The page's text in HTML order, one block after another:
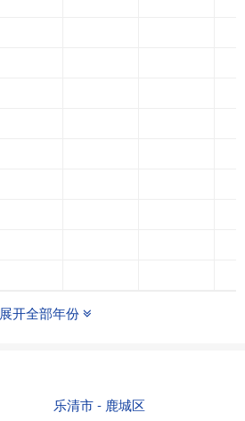
展开全部年份
乐清市 - 鹿城区